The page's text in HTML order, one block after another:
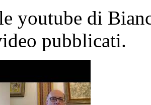
youtube di
pubblicati.